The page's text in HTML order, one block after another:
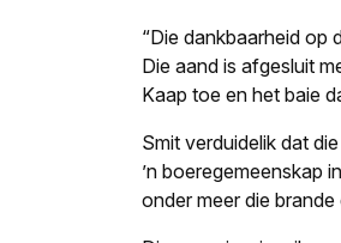
“Die dankbaarheid op
Die aand is afgesluit
Kaap toe en het baie
Smit verduidelik dat
’n boeregemeenskap
onder meer die